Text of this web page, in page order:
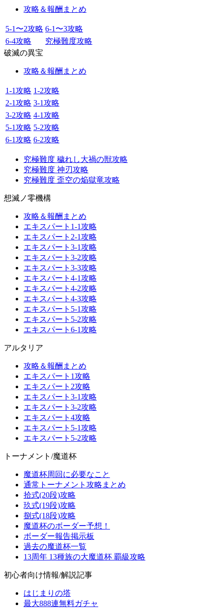
攻略＆報酬まとめ
5-1〜2攻略 6-1〜3攻略
6-4攻略
究極難度攻略
破滅の異宝
攻略＆報酬まとめ
1-1攻略 1-2攻略
2-1攻略 3-1攻略
3-2攻略 4-1攻略
5-1攻略 5-2攻略
6-1攻略 6-2攻略
究極難度 穢れし大禍の獣攻略
究極難度 神刃攻略
究極難度 歪空の焔獄竜攻略
想滅ノ零機構
攻略＆報酬まとめ
エキスパート1-1攻略
エキスパート2-1攻略
エキスパート3-1攻略
エキスパート3-2攻略
エキスパート3-3攻略
エキスパート4-1攻略
エキスパート4-2攻略
エキスパート4-3攻略
エキスパート5-1攻略
エキスパート5-2攻略
エキスパート6-1攻略
アルタリア
攻略＆報酬まとめ
エキスパート1攻略
エキスパート2攻略
エキスパート3-1攻略
エキスパート3-2攻略
エキスパート4攻略
エキスパート5-1攻略
エキスパート5-2攻略
トーナメント/魔道杯
魔道杯周回に必要なこと
通常トーナメント攻略まとめ
拾式(20段)攻略
玖式(19段)攻略
捌式(18段)攻略
魔道杯のボーダー予想！
ボーダー報告掲示板
過去の魔道杯一覧
13周年 13種族の大魔道杯 覇級攻略
初心者向け情報/解説記事
はじまりの塔
最大888連無料ガチャ